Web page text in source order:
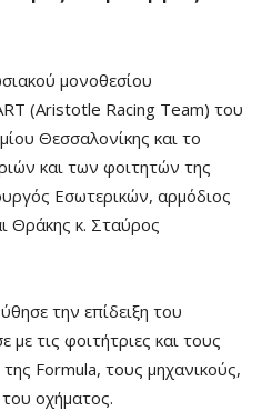
μονοθεσίου
(Aristotle Racing Team) του
Θεσσαλονίκης και το
και των φοιτητών της
Εσωτερικών, αρμόδιος
Θράκης κ. Σταύρος
την επίδειξη του
με τις φοιτήτριες και τους
Formula, τους μηχανικούς,
οχήματος.